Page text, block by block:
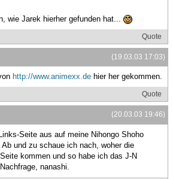
wie Jarek hierher gefunden hat...
Quote
(19.03.03 17:03)
http://www.animexx.de hier her gekommen.
Quote
(20.03.03 19:46)
Seite aus auf meine Nihongo Shoho
und zu schaue ich nach, woher die
kommen und so habe ich das J-N
nanashi.